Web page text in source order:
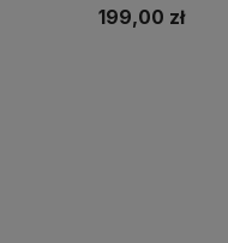
BAZA A MAT
199,00 zł